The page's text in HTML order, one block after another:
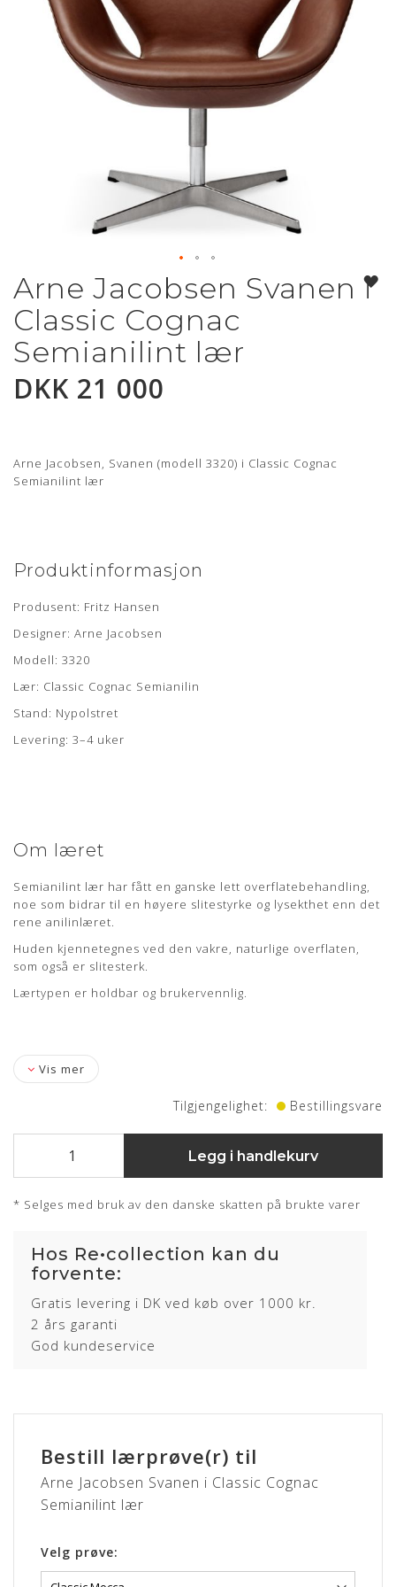
Gå
til
begynnelsen
av
bildegalleri
Arne Jacobsen Svanen i
Classic Cognac
Semianilint lær
DKK 21 000
Arne Jacobsen, Svanen (modell 3320) i Classic Cognac
Semianilint lær
Produktinformasjon
Produsent: Fritz Hansen
Designer: Arne Jacobsen
Modell: 3320
Lær: Classic Cognac Semianilin
Stand: Nypolstret
Levering: 3–4 uker
Om læret
Semianilint lær har fått en ganske lett overflatebehandling,
noe som bidrar til en høyere slitestyrke og lysekthet enn det
rene anilinlæret.
Huden kjennetegnes ved den vakre, naturlige overflaten,
som også er slitesterk.
Lærtypen er holdbar og brukervennlig.
Vis mer
Tilgjengelighet: Bestillingsvare
Legg i handlekurv
* Selges med bruk av den danske skatten på brukte varer
Hos Re•collection kan du
forvente:
Gratis levering i DK ved køb over 1000 kr.
2 års garanti
God kundeservice
Bestill lærprøve(r) til
Arne Jacobsen Svanen i Classic Cognac
Semianilint lær
Velg prøve: